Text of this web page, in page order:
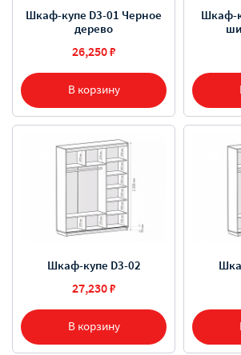
В корзину
Шкаф-купе D3-01 Черное
дерево
26,250 ₽
Шкаф-
В корзину
Шкаф-купе D3-02
27,230 ₽